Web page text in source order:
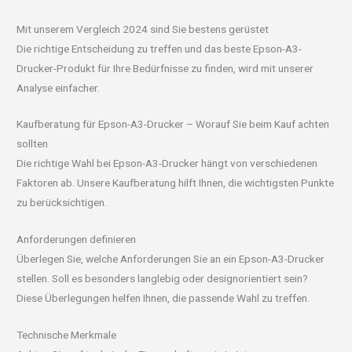
Mit unserem Vergleich 2024 sind Sie bestens gerüstet
Die richtige Entscheidung zu treffen und das beste Epson-A3-
Drucker-Produkt für Ihre Bedürfnisse zu finden, wird mit unserer
Analyse einfacher.
Kaufberatung für Epson-A3-Drucker – Worauf Sie beim Kauf achten
sollten
Die richtige Wahl bei Epson-A3-Drucker hängt von verschiedenen
Faktoren ab. Unsere Kaufberatung hilft Ihnen, die wichtigsten Punkte
zu berücksichtigen.
Anforderungen definieren
Überlegen Sie, welche Anforderungen Sie an ein Epson-A3-Drucker
stellen. Soll es besonders langlebig oder designorientiert sein?
Diese Überlegungen helfen Ihnen, die passende Wahl zu treffen.
Technische Merkmale